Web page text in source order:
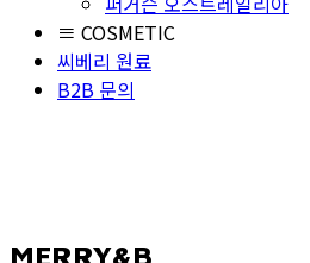
≡ COSMETIC
씨베리 원료
B2B 문의
MERRY&B